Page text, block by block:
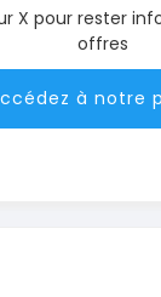
X pour rester
offres
à notre